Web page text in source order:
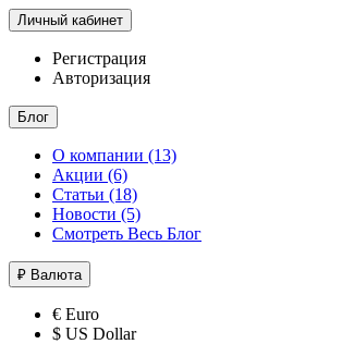
Личный кабинет
Регистрация
Авторизация
Блог
О компании (13)
Акции (6)
Статьи (18)
Новости (5)
Смотреть Весь Блог
₽ Валюта
€ Euro
$ US Dollar